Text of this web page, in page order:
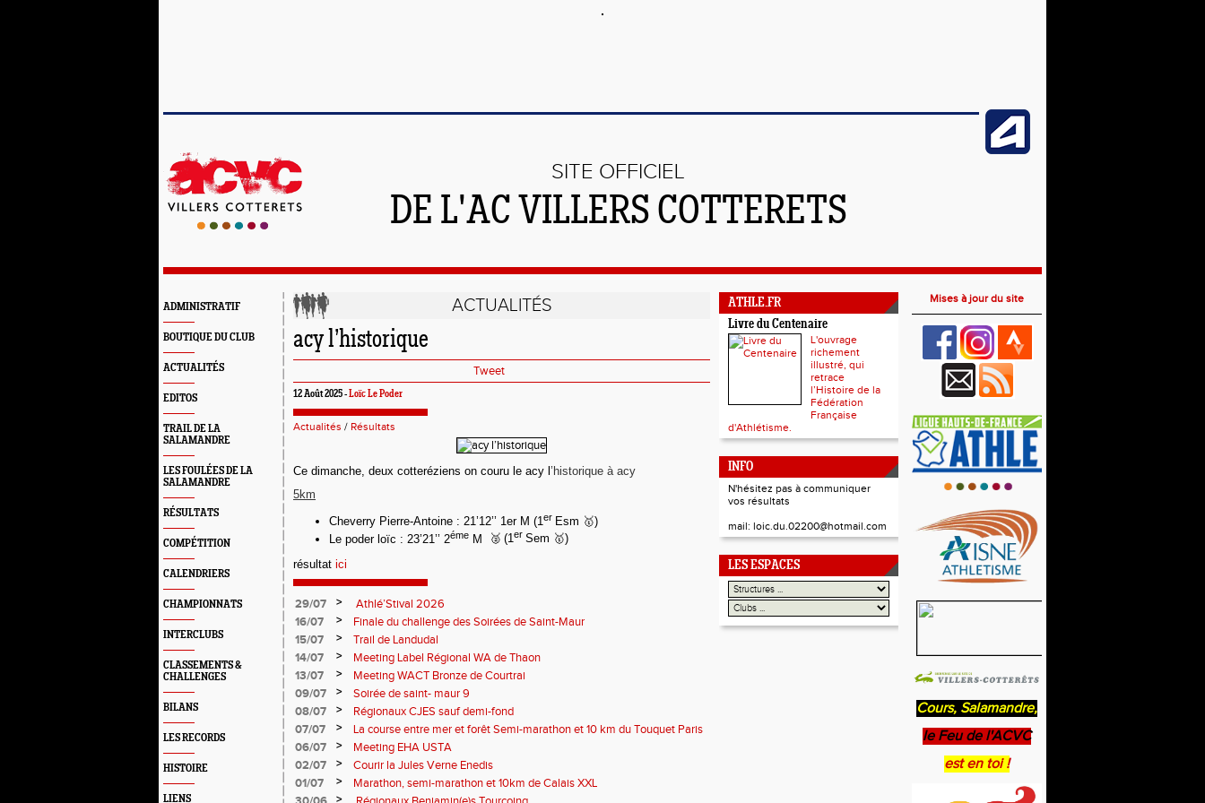
SITE OFFICIEL
DE L'AC VILLERS COTTERETS
ADMINISTRATIF
BOUTIQUE DU CLUB
ACTUALITÉS
EDITOS
TRAIL DE LA
SALAMANDRE
LES FOULÉES DE LA
SALAMANDRE
RÉSULTATS
COMPÉTITION
CALENDRIERS
CHAMPIONNATS
INTERCLUBS
CLASSEMENTS &
CHALLENGES
BILANS
LES RECORDS
HISTOIRE
LIENS
ACTUALITÉS
acy l’historique
Tweet
12 Août 2025 -Loïc Le Poder
Actualités / Résultats
Ce dimanche, deux cotteréziens on couru le acy l ’historique à acy
5km
Cheverry Pierre-Antoine : 21’12’’ 1er M (1er Esm 🥇)
Le poder loïc : 23’21’’ 2éme M 🥈 (1er Sem 🥇)
résultat ici
29/07 >
Athlé’Stival 2026
16/07
>
Finale du challenge des Soirées de Saint-Maur
15/07
>
Trail de Landudal
14/07
>
Meeting Label Régional WA de Thaon
13/07
>
Meeting WACT Bronze de Courtrai
09/07
>
Soirée de saint- maur 9
08/07
>
Régionaux CJES sauf demi-fond
07/07
>
La course entre mer et forêt Semi-marathon et 10 km du Touquet Paris
Plage
06/07 >
Meeting EHA USTA
02/07
>
Courir la Jules Verne Enedis
01/07
>
Marathon, semi-marathon et 10km de Calais XXL
>
ATHLE.FR
Livre du Centenaire
L'ouvrage
richement
illustré, qui
retrace
l’Histoire de la
Fédération
Française
d'Athlétisme.
INFO
N'hésitez pas à communiquer
vos résultats
mail: loic.du.02200@hotmail.com
LES ESPACES
Mises à jour du site
Cours, Salamandre,
le Feu de l'ACVC
est en toi !